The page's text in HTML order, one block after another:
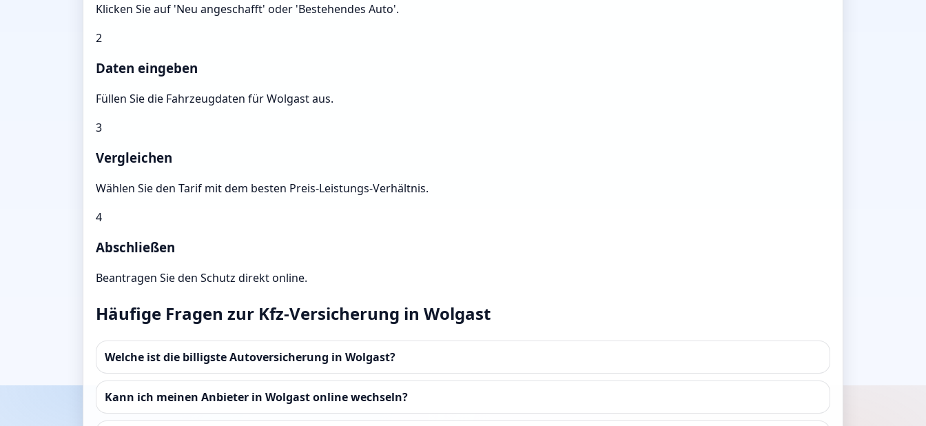
Klicken Sie auf 'Neu angeschafft' oder 'Bestehendes Auto'.
2
Daten eingeben
Füllen Sie die Fahrzeugdaten für Wolgast aus.
3
Vergleichen
Wählen Sie den Tarif mit dem besten Preis-Leistungs-Verhältnis.
4
Abschließen
Beantragen Sie den Schutz direkt online.
Häufige Fragen zur Kfz-Versicherung in Wolgast
Welche ist die billigste Autoversicherung in Wolgast?
Kann ich meinen Anbieter in Wolgast online wechseln?